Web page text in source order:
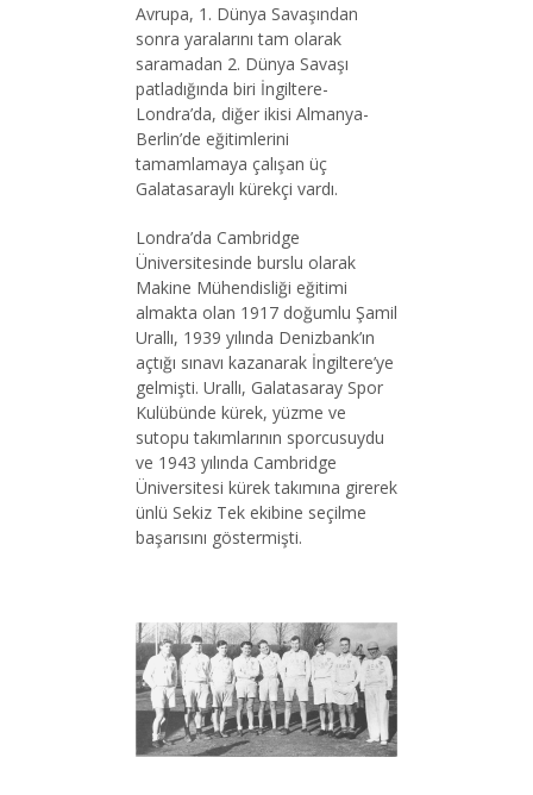
Avrupa, 1. Dünya Savaşından
sonra yaralarını tam olarak
saramadan 2. Dünya Savaşı
patladığında biri İngiltere-
Londra’da, diğer ikisi Almanya-
Berlin’de eğitimlerini
tamamlamaya çalışan üç
Galatasaraylı kürekçi vardı.
Londra’da Cambridge
Üniversitesinde burslu olarak
Makine Mühendisliği eğitimi
almakta olan 1917 doğumlu Şamil
Urallı, 1939 yılında Denizbank’ın
açtığı sınavı kazanarak İngiltere’ye
gelmişti. Urallı, Galatasaray Spor
Kulübünde kürek, yüzme ve
sutopu takımlarının sporcusuydu
ve 1943 yılında Cambridge
Üniversitesi kürek takımına girerek
ünlü Sekiz Tek ekibine seçilme
başarısını göstermişti.